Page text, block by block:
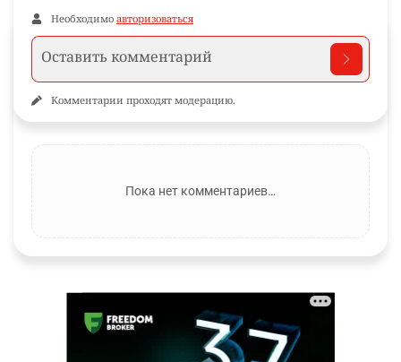
Необходимо авторизоваться
Комментарии проходят модерацию.
Пока нет комментариев…